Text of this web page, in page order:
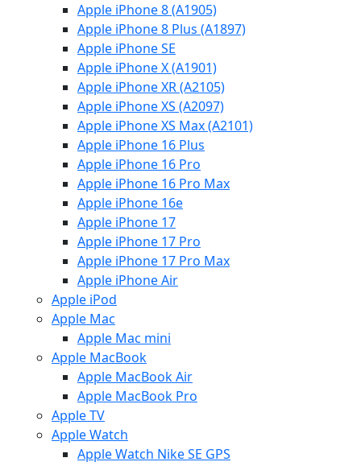
Apple iPhone 8 (A1905)
Apple iPhone 8 Plus (A1897)
Apple iPhone SE
Apple iPhone X (A1901)
Apple iPhone XR (A2105)
Apple iPhone XS (A2097)
Apple iPhone XS Max (A2101)
Apple iPhone 16 Plus
Apple iPhone 16 Pro
Apple iPhone 16 Pro Max
Apple iPhone 16e
Apple iPhone 17
Apple iPhone 17 Pro
Apple iPhone 17 Pro Max
Apple iPhone Air
Apple iPod
Apple Mac
Apple Mac mini
Apple MacBook
Apple MacBook Air
Apple MacBook Pro
Apple TV
Apple Watch
Apple Watch Nike SE GPS